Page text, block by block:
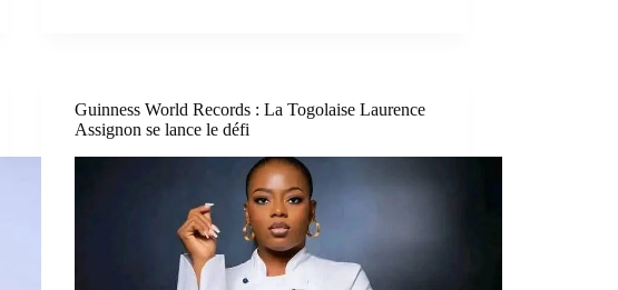
Guinness World Records : La Togolaise Laurence
Assignon se lance le défi